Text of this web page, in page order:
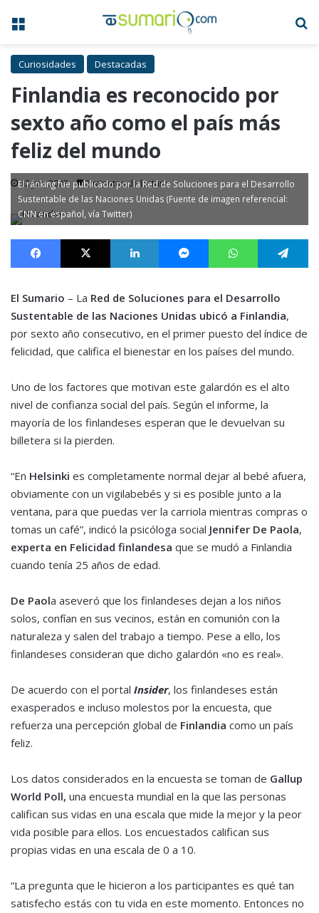
Menú
Curiosidades Destacadas
Finlandia es reconocido por
sexto año como el país más
feliz del mundo
12 Jun, 2023 2 minutos de lectura
El ránking fue publicado por la Red de Soluciones para el Desarrollo
Sustentable de las Naciones Unidas (Fuente de imagen referencial:
CNN en español, vía Twitter)
Facebook X LinkedIn MessengerWhatsApp
El Sumario – La Red de Soluciones para el Desarrollo
Sustentable de las Naciones Unidas ubicó a Finlandia,
por sexto año consecutivo, en el primer puesto del índice de
felicidad, que califica el bienestar en los países del mundo.
Uno de los factores que motivan este galardón es el alto
nivel de confianza social del país. Según el informe, la
mayoría de los finlandeses esperan que le devuelvan su
billetera si la pierden.
“En Helsinki es completamente normal dejar al bebé afuera,
obviamente con un vigilabebés y si es posible junto a la
ventana, para que puedas ver la carriola mientras compras o
tomas un café”, indicó la psicóloga social Jennifer De Paola,
experta en Felicidad finlandesa que se mudó a Finlandia
cuando tenía 25 años de edad.
De Paola aseveró que los finlandeses dejan a los niños
solos, confían en sus vecinos, están en comunión con la
naturaleza y salen del trabajo a tiempo. Pese a ello, los
finlandeses consideran que dicho galardón «no es real».
De acuerdo con el portal Insider, los finlandeses están
exasperados e incluso molestos por la encuesta, que
refuerza una percepción global de Finlandia como un país
feliz.
Los datos considerados en la encuesta se toman de Gallup
World Poll, una encuesta mundial en la que las personas
califican sus vidas en una escala que mide la mejor y la peor
vida posible para ellos. Los encuestados califican sus
propias vidas en una escala de 0 a 10.
“La pregunta que le hicieron a los participantes es qué tan
satisfecho estás con tu vida en este momento. Entonces no